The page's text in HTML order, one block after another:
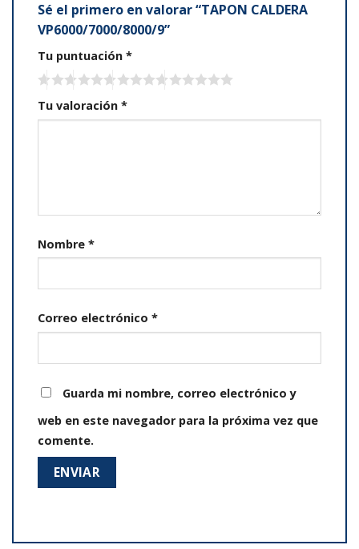
Sé el primero en valorar “TAPON CALDERA
VP6000/7000/8000/9”
Tu puntuación *
Tu valoración *
Nombre *
Correo electrónico *
Guarda mi nombre, correo electrónico y
web en este navegador para la próxima vez que
comente.